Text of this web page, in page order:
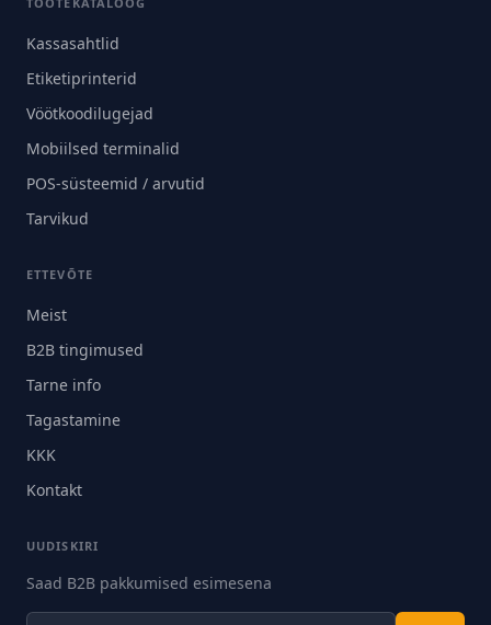
Kassasahtlid
Etiketiprinterid
Vöötkoodilugejad
Mobiilsed terminalid
POS-süsteemid / arvutid
Tarvikud
ETTEVÕTE
Meist
B2B tingimused
Tarne info
Tagastamine
KKK
Kontakt
UUDISKIRI
Saad B2B pakkumised esimesena